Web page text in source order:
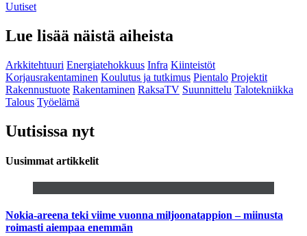
Uutiset
Lue lisää näistä aiheista
Arkkitehtuuri Energiatehokkuus Infra Kiinteistöt
Korjausrakentaminen Koulutus ja tutkimus Pientalo Projektit
Rakennustuote Rakentaminen RaksaTV Suunnittelu Talotekniikka
Talous Työelämä
Uutisissa nyt
Uusimmat artikkelit
Nokia-areena teki viime vuonna miljoonatappion – miinusta
roimasti aiempaa enemmän